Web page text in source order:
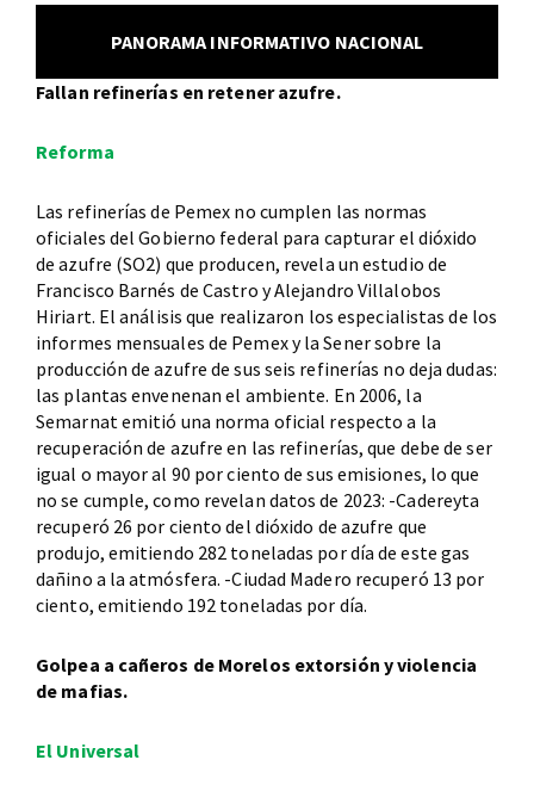
PANORAMA INFORMATIVO NACIONAL
Fallan refinerías en retener azufre.
Reforma
Las refinerías de Pemex no cumplen las normas
oficiales del Gobierno federal para capturar el dióxido
de azufre (SO2) que producen, revela un estudio de
Francisco Barnés de Castro y Alejandro Villalobos
Hiriart. El análisis que realizaron los especialistas de los
informes mensuales de Pemex y la Sener sobre la
producción de azufre de sus seis refinerías no deja dudas:
las plantas envenenan el ambiente. En 2006, la
Semarnat emitió una norma oficial respecto a la
recuperación de azufre en las refinerías, que debe de ser
igual o mayor al 90 por ciento de sus emisiones, lo que
no se cumple, como revelan datos de 2023: -Cadereyta
recuperó 26 por ciento del dióxido de azufre que
produjo, emitiendo 282 toneladas por día de este gas
dañino a la atmósfera. -Ciudad Madero recuperó 13 por
ciento, emitiendo 192 toneladas por día.
Golpea a cañeros de Morelos extorsión y violencia
de mafias.
El Universal